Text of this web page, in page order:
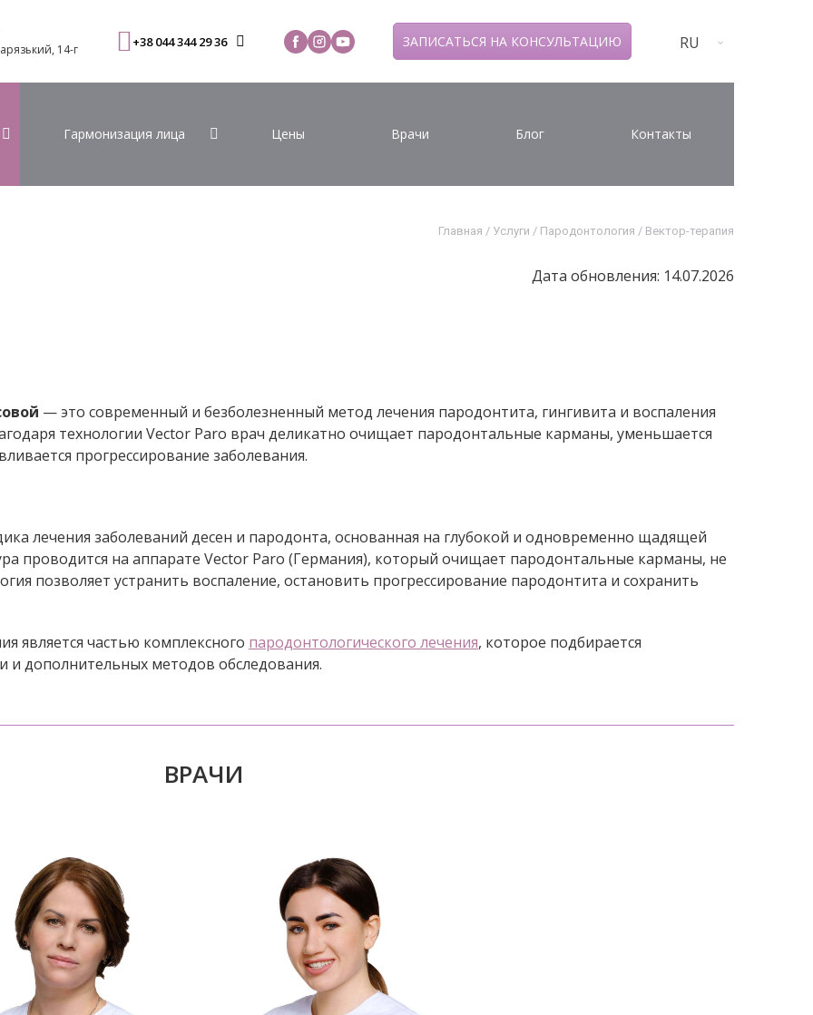
14-г
+38 044 344 29 36 ЗАПИСАТЬСЯ НА КОНСУЛЬТАЦИЮ RU
Гармонизация лица Цены Врачи Блог Контакты
Главная / Услуги / Пародонтология / Вектор-терапия
Дата обновления: 14.07.2026
— это современный и безболезненный метод лечения пародонтита, гингивита и воспаления
технологии Vector Paro врач деликатно очищает пародонтальные карманы, уменьшается
прогрессирование заболевания.
лечения заболеваний десен и пародонта, основанная на глубокой и одновременно щадящей
проводится на аппарате Vector Paro (Германия), который очищает пародонтальные карманы, не
позволяет устранить воспаление, остановить прогрессирование пародонтита и сохранить
является частью комплексного пародонтологического лечения, которое подбирается
и дополнительных методов обследования.
ВРАЧИ